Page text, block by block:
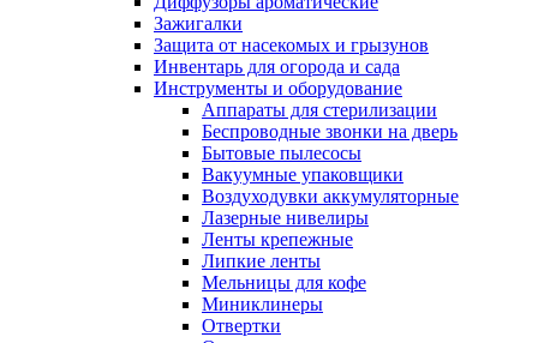
Зажигалки
Защита от насекомых и грызунов
Инвентарь для огорода и сада
Инструменты и оборудование
Аппараты для стерилизации
Беспроводные звонки на дверь
Бытовые пылесосы
Вакуумные упаковщики
Воздуходувки аккумуляторные
Лазерные нивелиры
Ленты крепежные
Липкие ленты
Мельницы для кофе
Миниклинеры
Отвертки